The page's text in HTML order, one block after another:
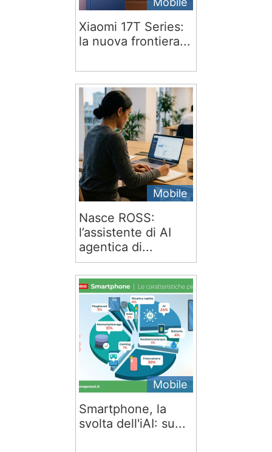
Xiaomi 17T Series:
la nuova frontiera...
Mobile
Nasce ROSS:
l’assistente di AI
agentica di...
Mobile
Smartphone, la
svolta dell'iAI: su...